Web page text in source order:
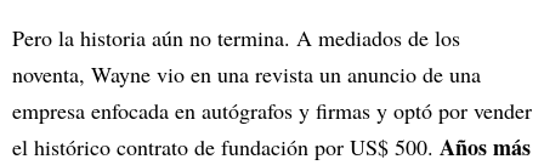
Pero la historia aún no termina. A mediados de los
noventa, Wayne vio en una revista un anuncio de una
empresa enfocada en autógrafos y firmas y optó por vender
el histórico contrato de fundación por US$ 500. Años más